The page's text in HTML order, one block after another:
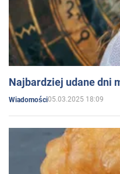
Najbardziej udane dni
Wiadomości05.03.2025 18:09